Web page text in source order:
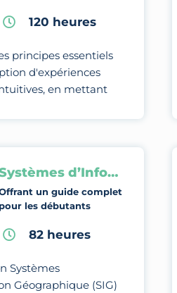
120 heures
principes essentiels
d'expériences
en mettant
entre l'utilisateur et
Systèmes d’Information Géographique
un guide complet
pour les débutants
82 heures
Systèmes
Géographique (SIG)